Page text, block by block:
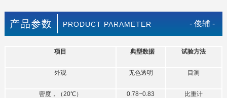
产品参数 PRODUCT PARAMETER - 俊辅 -
项目 典型数据 试验方法
外观 无色透明 目测
密度，（20℃） 0.78~0.83 比重计